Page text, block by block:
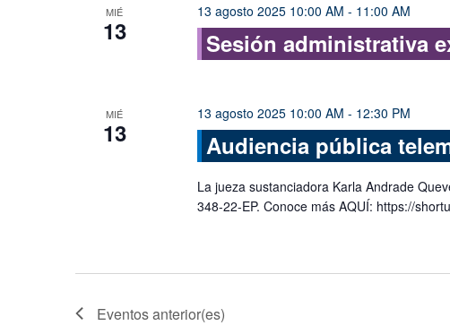
MIÉ
13
13 agosto 2025 10:00 AM - 11:00 AM
Sesión administrativa
MIÉ
13
13 agosto 2025 10:00 AM - 12:30 PM
Audiencia pública
La jueza sustanciadora Karla Andrade
348-22-EP. Conoce más AQUÍ: https://
Eventosanterior(es)